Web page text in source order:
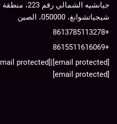
جيانشيه الشمالي
شيجياتشوانغ، 050000، الصين
+8613785113278
+8615511616069
[email protected]
|
[email protected]
[email protected]